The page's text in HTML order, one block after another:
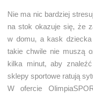
Nie ma nic bardziej
na stok okazuje się, że
w domu, a kask
takie chwile nie muszą
kilka minut, aby
sklepy sportowe ratują
W ofercie